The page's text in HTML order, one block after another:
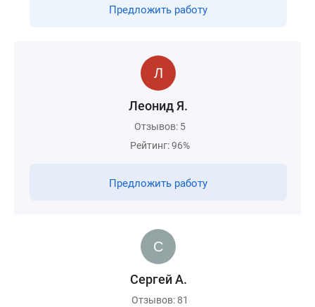
Предложить работу
Леонид Я.
Отзывов: 5
Рейтинг: 96%
Предложить работу
Сергей А.
Отзывов: 81